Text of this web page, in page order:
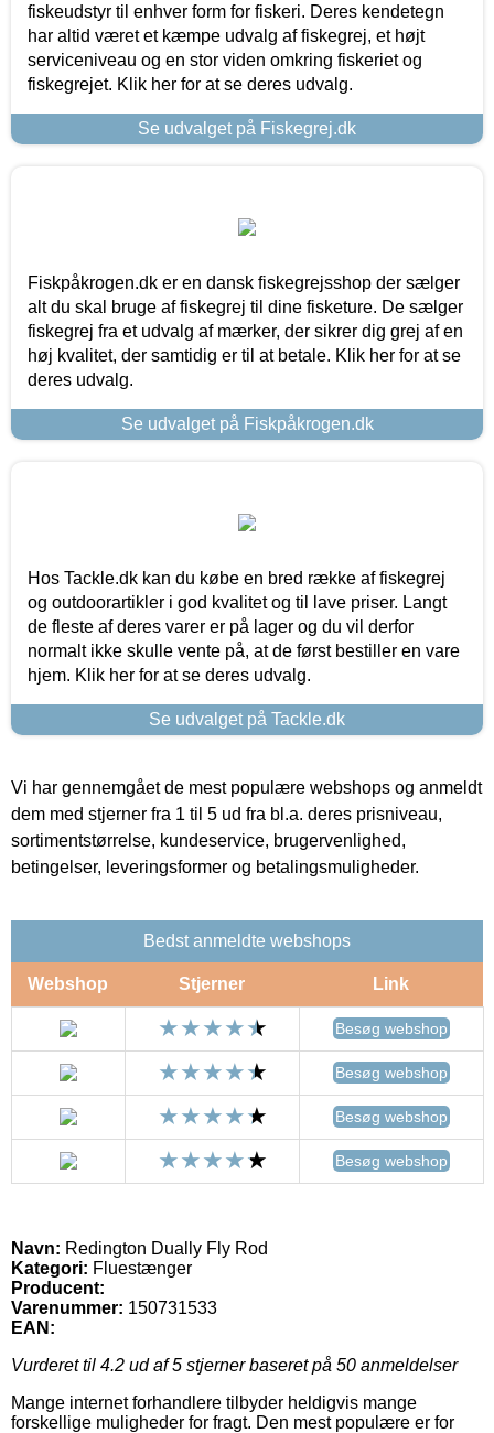
fiskeudstyr til enhver form for fiskeri. Deres kendetegn
har altid været et kæmpe udvalg af fiskegrej, et højt
serviceniveau og en stor viden omkring fiskeriet og
fiskegrejet. Klik her for at se deres udvalg.
Se udvalget på Fiskegrej.dk
Fiskpåkrogen.dk er en dansk fiskegrejsshop der sælger
alt du skal bruge af fiskegrej til dine fisketure. De sælger
fiskegrej fra et udvalg af mærker, der sikrer dig grej af en
høj kvalitet, der samtidig er til at betale. Klik her for at se
deres udvalg.
Se udvalget på Fiskpåkrogen.dk
Hos Tackle.dk kan du købe en bred række af fiskegrej
og outdoorartikler i god kvalitet og til lave priser. Langt
de fleste af deres varer er på lager og du vil derfor
normalt ikke skulle vente på, at de først bestiller en vare
hjem. Klik her for at se deres udvalg.
Se udvalget på Tackle.dk
Vi har gennemgået de mest populære webshops og anmeldt
dem med stjerner fra 1 til 5 ud fra bl.a. deres prisniveau,
sortimentstørrelse, kundeservice, brugervenlighed,
betingelser, leveringsformer og betalingsmuligheder.
Bedst anmeldte webshops
Webshop Stjerner Link
Besøg webshop
Besøg webshop
Besøg webshop
Besøg webshop
Navn: Redington Dually Fly Rod
Kategori: Fluestænger
Producent:
Varenummer: 150731533
EAN:
Vurderet til 4.2 ud af 5 stjerner baseret på 50 anmeldelser
Mange internet forhandlere tilbyder heldigvis mange
forskellige muligheder for fragt. Den mest populære er for